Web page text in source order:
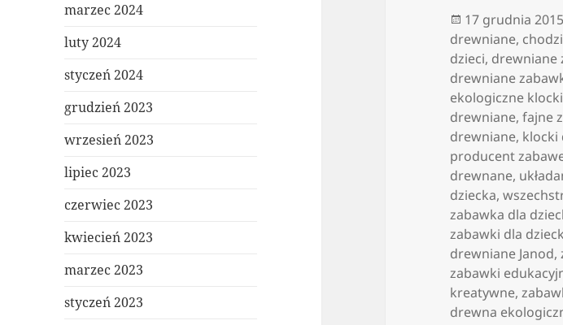
marzec 2024
luty 2024
styczeń 2024
grudzień 2023
wrzesień 2023
lipiec 2023
czerwiec 2023
kwiecień 2023
marzec 2023
styczeń 2023
Data
publikacji
17 grudnia 2015
drewniane,
dzieci, drewniane
drewniane
ekologiczne
drewniane,fajne
drewniane, klocki
producent
drewnane,
dziecka,
zabawka dla
zabawki dla
drewniane Janod,
zabawki
kreatywne,
drewna